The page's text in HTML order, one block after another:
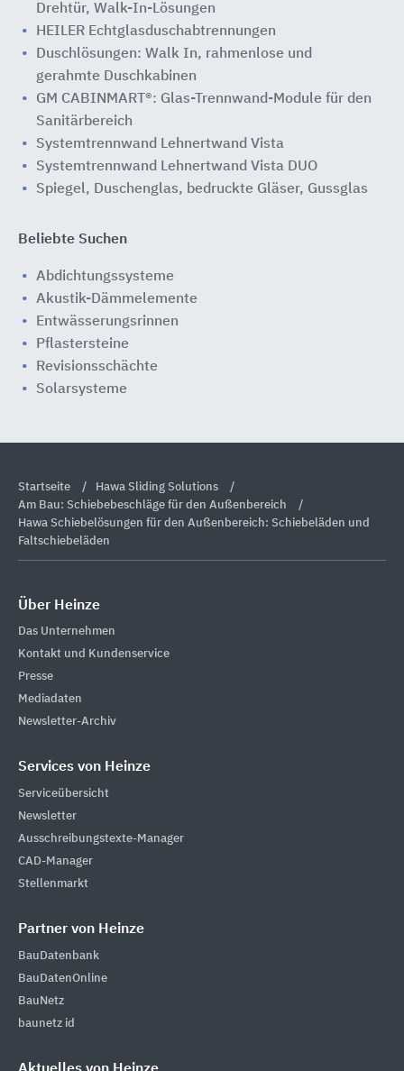
Drehtür, Walk-In-Lösungen
HEILER Echtglasduschabtrennungen
Duschlösungen: Walk In, rahmenlose und
gerahmte Duschkabinen
GM CABINMART®: Glas-Trennwand-Module für den
Sanitärbereich
Systemtrennwand Lehnertwand Vista
Systemtrennwand Lehnertwand Vista DUO
Spiegel, Duschenglas, bedruckte Gläser, Gussglas
Beliebte Suchen
Abdichtungssysteme
Akustik-Dämmelemente
Entwässerungsrinnen
Pflastersteine
Revisionsschächte
Solarsysteme
Startseite
Hawa Sliding Solutions
Am Bau: Schiebebeschläge für den Außenbereich
Hawa Schiebelösungen für den Außenbereich: Schiebeläden und
Faltschiebeläden
Über Heinze
Das Unternehmen
Kontakt und Kundenservice
Presse
Mediadaten
Newsletter-Archiv
Services von Heinze
Serviceübersicht
Newsletter
Ausschreibungstexte-Manager
CAD-Manager
Stellenmarkt
Partner von Heinze
BauDatenbank
BauDatenOnline
BauNetz
baunetz id